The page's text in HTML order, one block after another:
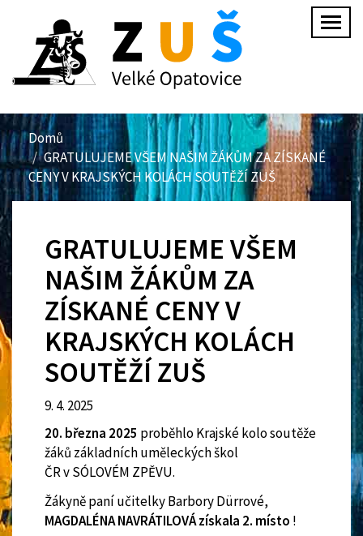
hlavnímu
obsahu
Domů
GRATULUJEME VŠEM NAŠIM ŽÁKŮM ZA ZÍSKANÉ
CENY V KRAJSKÝCH KOLÁCH SOUTĚŽÍ ZUŠ
GRATULUJEME VŠEM
NAŠIM ŽÁKŮM ZA
ZÍSKANÉ CENY V
KRAJSKÝCH KOLÁCH
SOUTĚŽÍ ZUŠ
9. 4. 2025
20. března 2025 proběhlo Krajské kolo soutěže
žáků základních uměleckých škol
ČR v SÓLOVÉM ZPĚVU.
Žákyně paní učitelky Barbory Dürrové,
MAGDALÉNA NAVRÁTILOVÁ získala 2. místo !